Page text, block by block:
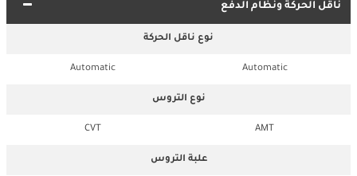
ناقل الحركة ونظام الدفع
نوع ناقل الحركة
Automatic
Automatic
نوع التروس
AMT
CVT
علبة التروس